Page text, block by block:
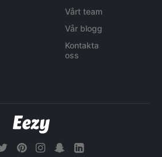
Vårt team
Vår blogg
Kontakta
oss